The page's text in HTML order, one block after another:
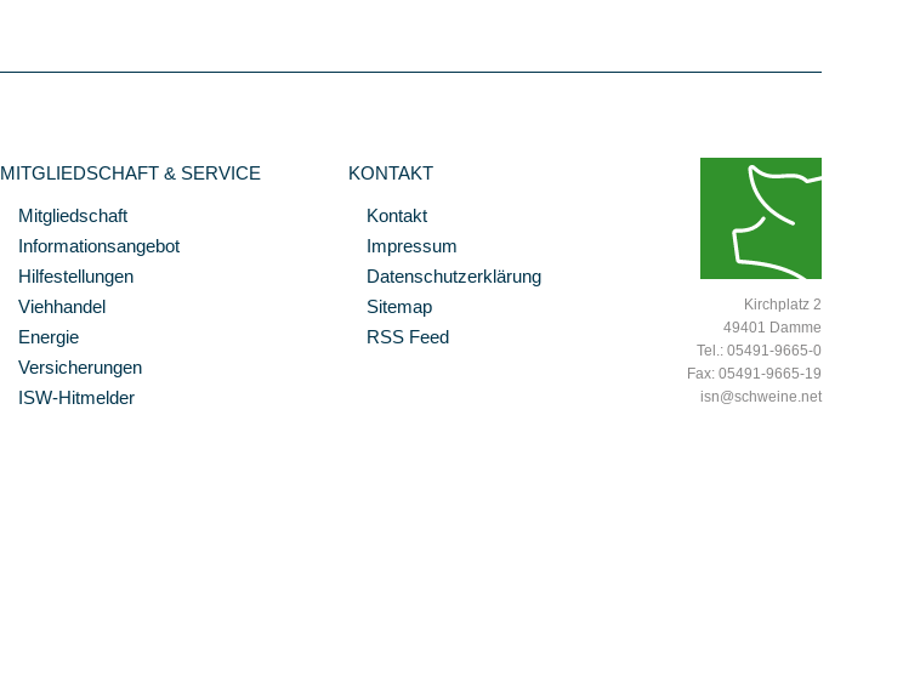
MITGLIEDSCHAFT & SERVICE
Mitgliedschaft
Informationsangebot
Hilfestellungen
Viehhandel
Energie
Versicherungen
ISW-Hitmelder
KONTAKT
Kontakt
Impressum
Datenschutzerklärung
Sitemap
RSS Feed
Kirchplatz 2
49401 Damme
Tel.: 05491-9665-0
Fax: 05491-9665-19
isn@schweine.net